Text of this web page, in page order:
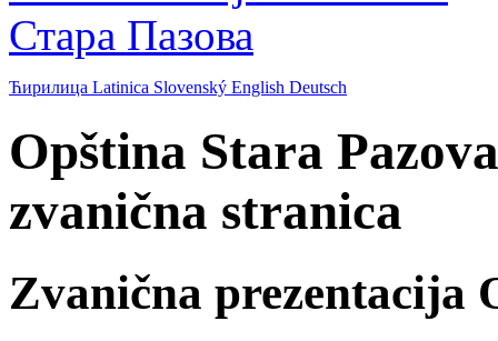
Ћирилица Latinica Slovenský English Deutsch
Opština Stara
zvanična stranica
Zvanična prezentacija